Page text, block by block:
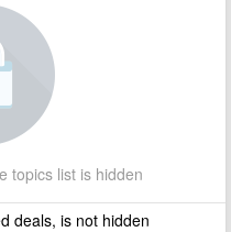
topics list is hidden
deals, is not hidden